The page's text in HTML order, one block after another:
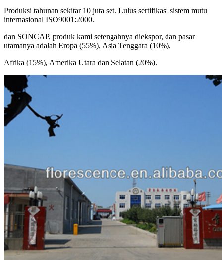
Produksi tahunan sekitar 10 juta set. Lulus sertifikasi sistem mutu
internasional ISO9001:2000.
dan SONCAP, produk kami setengahnya diekspor, dan pasar
utamanya adalah Eropa (55%), Asia Tenggara (10%),
Afrika (15%), Amerika Utara dan Selatan (20%).